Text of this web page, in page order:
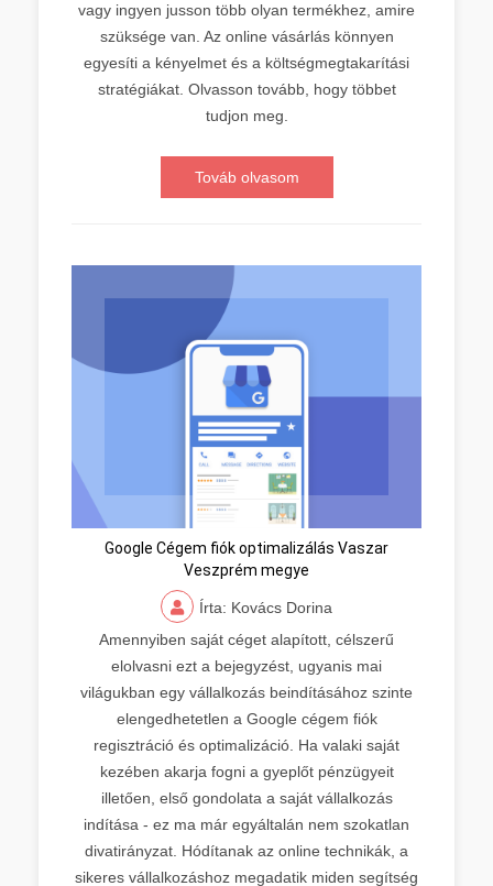
vagy ingyen jusson több olyan termékhez, amire
szüksége van. Az online vásárlás könnyen
egyesíti a kényelmet és a költségmegtakarítási
stratégiákat. Olvasson tovább, hogy többet
tudjon meg.
Továb olvasom
Google Cégem fiók optimalizálás Vaszar
Veszprém megye
Írta: Kovács Dorina
Amennyiben saját céget alapított, célszerű
elolvasni ezt a bejegyzést, ugyanis mai
világukban egy vállalkozás beindításához szinte
elengedhetetlen a Google cégem fiók
regisztráció és optimalizáció. Ha valaki saját
kezében akarja fogni a gyeplőt pénzügyeit
illetően, első gondolata a saját vállalkozás
indítása - ez ma már egyáltalán nem szokatlan
divatirányzat. Hódítanak az online technikák, a
sikeres vállalkozáshoz megadatik miden segítség